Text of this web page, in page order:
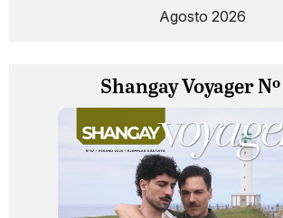
Agosto 2026
Shangay Voyager